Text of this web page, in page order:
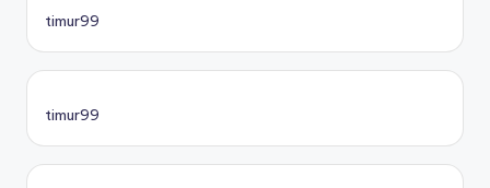
timur99
timur99